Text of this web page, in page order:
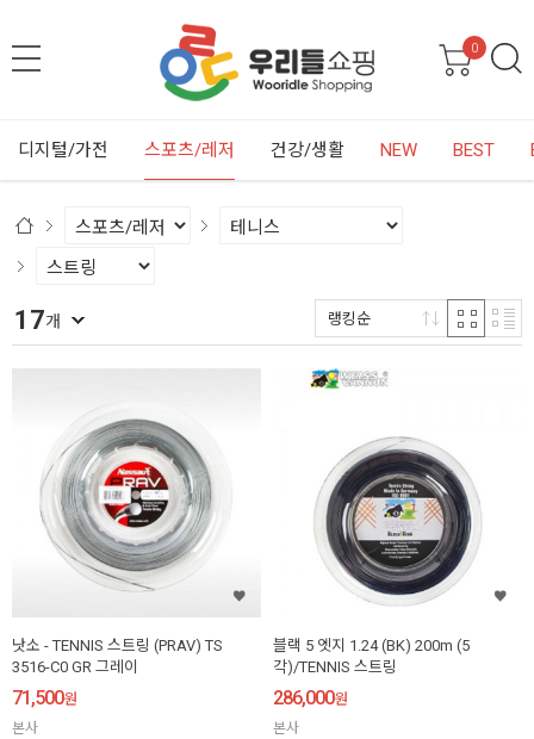
0
디지털/가전 스포츠/레저 건강/생활 NEW BEST
17개 랭킹순
낫소 - TENNIS 스트링 (PRAV) TS
3516-C0 GR 그레이
71,500원
본사
블랙 5 엣지 1.24 (BK) 200m (5
각)/TENNIS 스트링
286,000원
본사